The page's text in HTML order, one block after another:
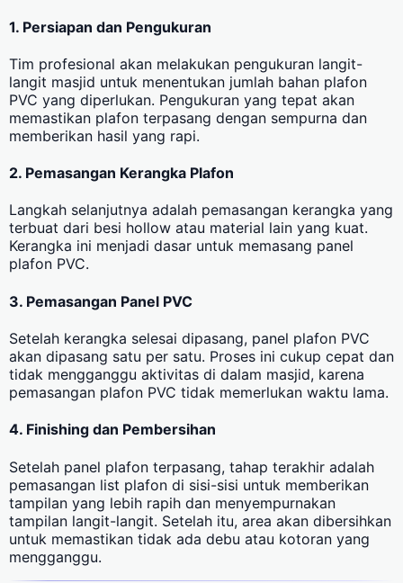
1. Persiapan dan Pengukuran
Tim profesional akan melakukan pengukuran langit-
langit masjid untuk menentukan jumlah bahan plafon
PVC yang diperlukan. Pengukuran yang tepat akan
memastikan plafon terpasang dengan sempurna dan
memberikan hasil yang rapi.
2. Pemasangan Kerangka Plafon
Langkah selanjutnya adalah pemasangan kerangka yang
terbuat dari besi hollow atau material lain yang kuat.
Kerangka ini menjadi dasar untuk memasang panel
plafon PVC.
3. Pemasangan Panel PVC
Setelah kerangka selesai dipasang, panel plafon PVC
akan dipasang satu per satu. Proses ini cukup cepat dan
tidak mengganggu aktivitas di dalam masjid, karena
pemasangan plafon PVC tidak memerlukan waktu lama.
4. Finishing dan Pembersihan
Setelah panel plafon terpasang, tahap terakhir adalah
pemasangan list plafon di sisi-sisi untuk memberikan
tampilan yang lebih rapih dan menyempurnakan
tampilan langit-langit. Setelah itu, area akan dibersihkan
untuk memastikan tidak ada debu atau kotoran yang
mengganggu.